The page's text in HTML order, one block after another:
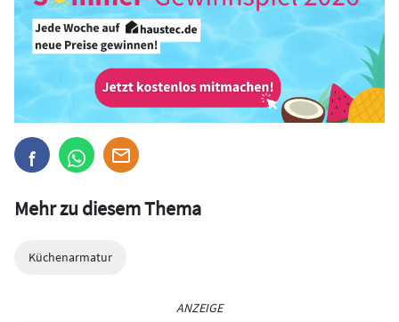
Mehr zu diesem Thema
Küchenarmatur
ANZEIGE